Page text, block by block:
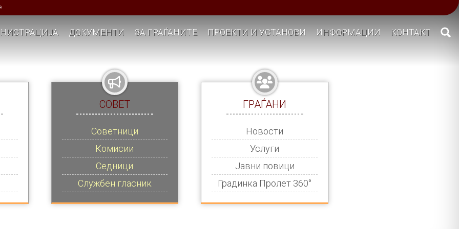
ДОКУМЕНТИ ЗА ГРАЃАНИТЕ ПРОЕКТИ И УСТАНОВИ ИНФОРМАЦИИ КОНТАКТ
СОВЕТ
Советници
Комисии
Седници
Службен гласник
ГРАЃАНИ
Новости
Услуги
Јавни повици
Градинка Пролет 360°